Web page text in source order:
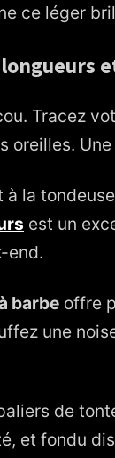
ce léger
Tracez
oreilles.
à la
est un
end.
barbe offre
une
de
et fondu